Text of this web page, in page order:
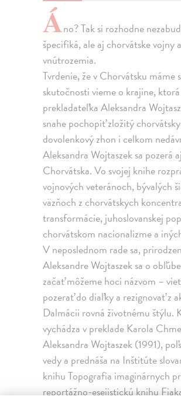
Áno? Tak si rozhodne
špecifiká, ale aj chorvátske
vnútrozemia.
Tvrdenie, že v Chorvátsku máme
skutočnosti vieme o krajine,
prekladateľka Aleksandra
snahe pochopiť zložitý
dovolenkový zhon i celkom
Aleksandra Wojtaszek sa pozerá
Chorvátska. Vo svojej knihe
vojnových veteránoch, bývalých
väzňoch z chorvátskych
transformácie, juhoslovanskej
chorvátskom nacionalizme a
V neposlednom rade sa,
Aleksandre Wojtaszek sa o
začať môžeme hoci názvom –
pozerať do diaľky a rezignovať z
Dalmácii rovná životnému štýlu.
vychádza v preklade Karola
Aleksandra Wojtaszek (1991),
vedy a prednáša na Inštitúte
knihu Topografia imaginárnych
reportážno-esejistickú knihu